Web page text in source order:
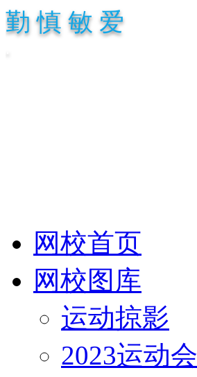
勤 慎 敏 爱
网校首页
网校图库
运动掠影
2023运动会